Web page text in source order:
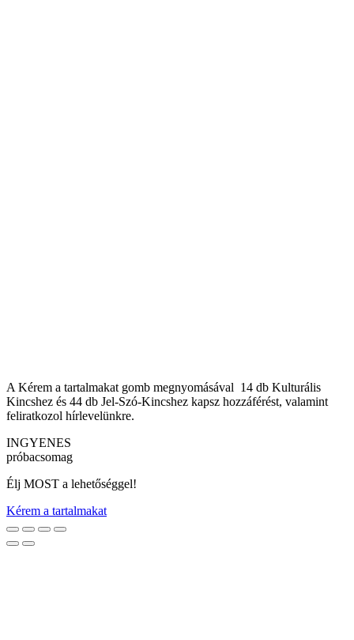
A Kérem a tartalmakat gomb megnyomásával 14 db Kulturális
Kincshez és 44 db Jel-Szó-Kincshez kapsz hozzáférést, valamint
feliratkozol hírlevelünkre.
INGYENES
próbacsomag
Élj MOST a lehetőséggel!
Kérem a tartalmakat